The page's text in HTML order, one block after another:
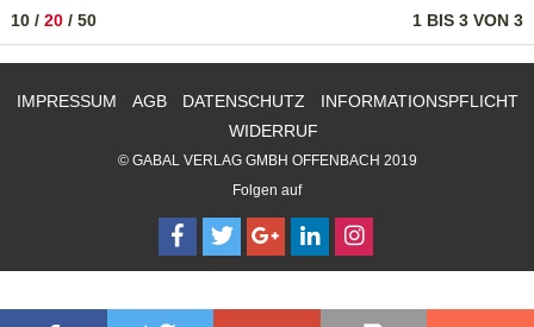
1 BIS 3 VON 3
10 / 20 / 50
IMPRESSUM AGB DATENSCHUTZ
INFORMATIONSPFLICHT
WIDERRUF
© GABAL VERLAG GMBH OFFENBACH 2019
Folgen auf